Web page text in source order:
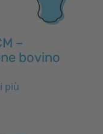
–
bovino
più